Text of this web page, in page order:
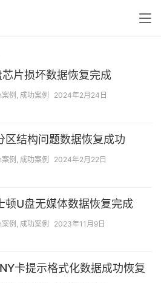
芯片损坏数据恢复完成
例 , 成功案例 2024年2月24日
区结构问题数据恢复成功
例 , 成功案例 2024年2月22日
顿U盘无媒体数据恢复完成
例 , 成功案例 2023年11月9日
卡提示格式化数据成功恢复